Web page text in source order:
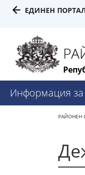
ЕДИНЕН
Информация за
РАЙОНЕН